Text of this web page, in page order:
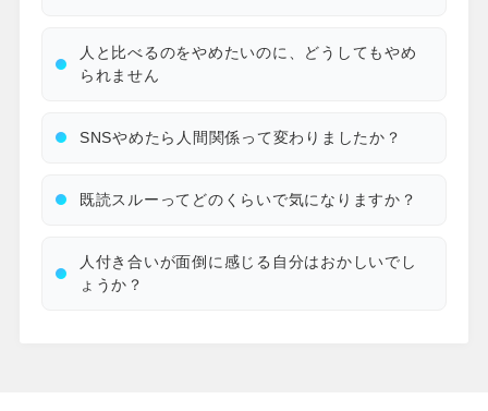
人と比べるのをやめたいのに、どうしてもやめ
られません
SNSやめたら人間関係って変わりましたか？
既読スルーってどのくらいで気になりますか？
人付き合いが面倒に感じる自分はおかしいでし
ょうか？